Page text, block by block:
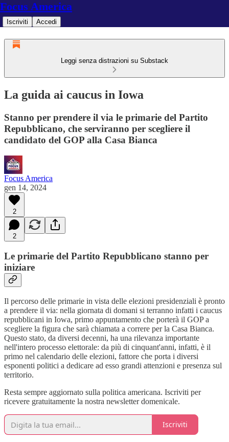
Focus America
Iscriviti Accedi
Leggi senza distrazioni su Substack
La guida ai caucus in Iowa
Stanno per prendere il via le primarie del Partito
Repubblicano, che serviranno per scegliere il
candidato del GOP alla Casa Bianca
Focus America
gen 14, 2024
2
2
Le primarie del Partito Repubblicano stanno per
iniziare
Il percorso delle primarie in vista delle elezioni presidenziali è pronto
a prendere il via: nella giornata di domani si terranno infatti i caucus
repubblicani in Iowa, primo appuntamento che porterà il GOP a
scegliere la figura che sarà chiamata a correre per la Casa Bianca.
Questo stato, da diversi decenni, ha una rilevanza importante
nell'intero processo elettorale: da più di cinquant'anni, infatti, è il
primo nel calendario delle elezioni, fattore che porta i diversi
esponenti politici a dedicare ad esso grandi attenzioni e presenza sul
territorio.
Resta sempre aggiornato sulla politica americana. Iscriviti per
ricevere gratuitamente la nostra newsletter domenicale.
Iscriviti